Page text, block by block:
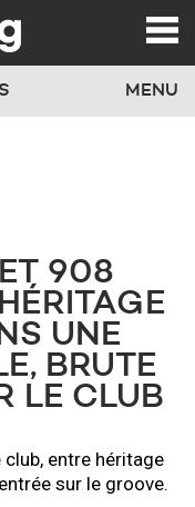
MENU
908
UNE
BRUTE
LE CLUB
entre héritage
sur le groove.